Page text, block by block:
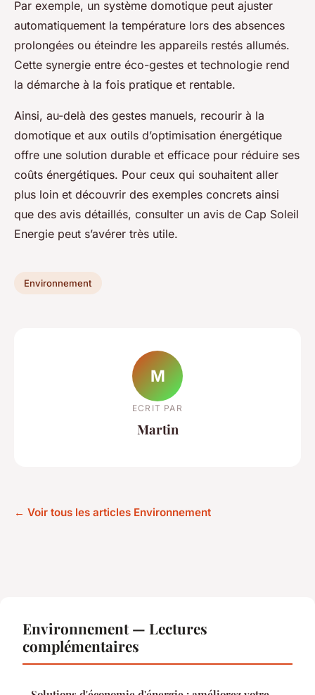
Par exemple, un système domotique peut ajuster
automatiquement la température lors des absences
prolongées ou éteindre les appareils restés allumés.
Cette synergie entre éco-gestes et technologie rend
la démarche à la fois pratique et rentable.
Ainsi, au-delà des gestes manuels, recourir à la
domotique et aux outils d’optimisation énergétique
offre une solution durable et efficace pour réduire ses
coûts énergétiques. Pour ceux qui souhaitent aller
plus loin et découvrir des exemples concrets ainsi
que des avis détaillés, consulter un avis de Cap Soleil
Energie peut s’avérer très utile.
Environnement
M
ECRIT PAR
Martin
← Voir tous les articles Environnement
Environnement — Lectures
complémentaires